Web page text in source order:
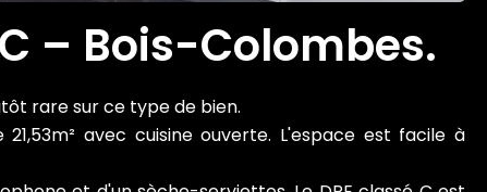
– Bois-Colombes.
rare sur ce type de bien.
avec cuisine ouverte. L'espace est facile à